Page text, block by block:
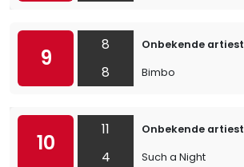
9
8
8
Onbekende artiest
Bimbo
10
11
4
Onbekende artiest
Such a Night